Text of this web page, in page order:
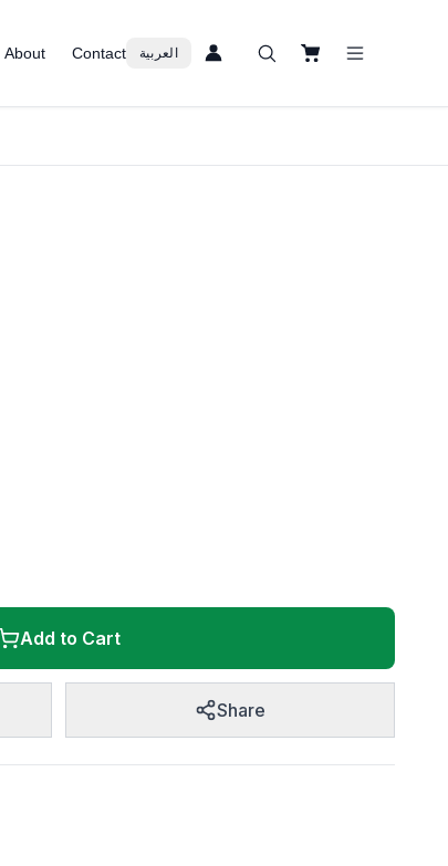
About Contact العربية
Add to Cart
Share